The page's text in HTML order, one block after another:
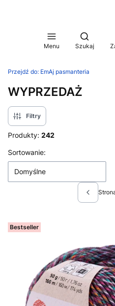
Menu
Otwórz
Szukaj
Przejdź do: EmAj pasmanteria
WYPRZEDAŻ
Filtry
Produkty: 242
Lista produktów
Sortowanie:
Domyślne
Bestseller